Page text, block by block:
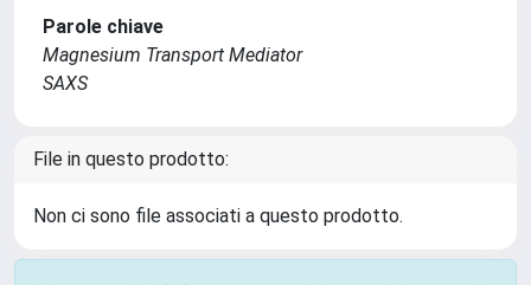
Parole chiave
Magnesium Transport Mediator
SAXS
File in questo prodotto:
Non ci sono file associati a questo prodotto.